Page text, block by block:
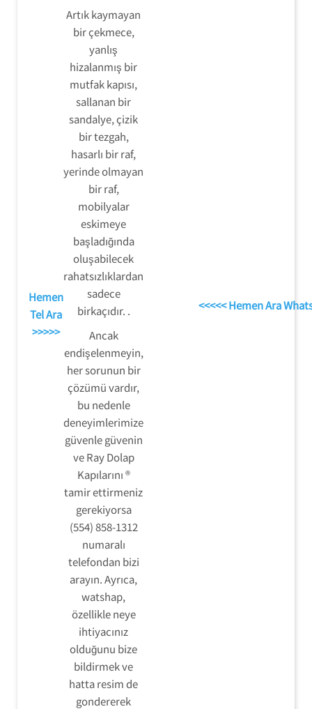
Hemen
Tel Ara
>>>>>
Artık kaymayan
bir çekmece,
yanlış
hizalanmış bir
mutfak kapısı,
sallanan bir
sandalye, çizik
bir tezgah,
hasarlı bir raf,
yerinde olmayan
bir raf,
mobilyalar
eskimeye
başladığında
oluşabilecek
rahatsızlıklardan
sadece
birkaçıdır. .
Ancak
endişelenmeyin,
her sorunun bir
çözümü vardır,
bu nedenle
deneyimlerimize
güvenle güvenin
ve Ray Dolap
Kapılarını ®
tamir ettirmeniz
gerekiyorsa
(554) 858-1312
numaralı
telefondan bizi
arayın. Ayrıca,
watshap,
özellikle neye
ihtiyacınız
olduğunu bize
bildirmek ve
hatta resim de
gondererek
<<<<< Hemen Ara